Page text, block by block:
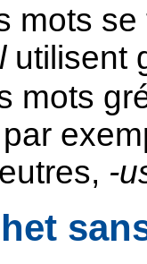
mots
utilisent
mots
-